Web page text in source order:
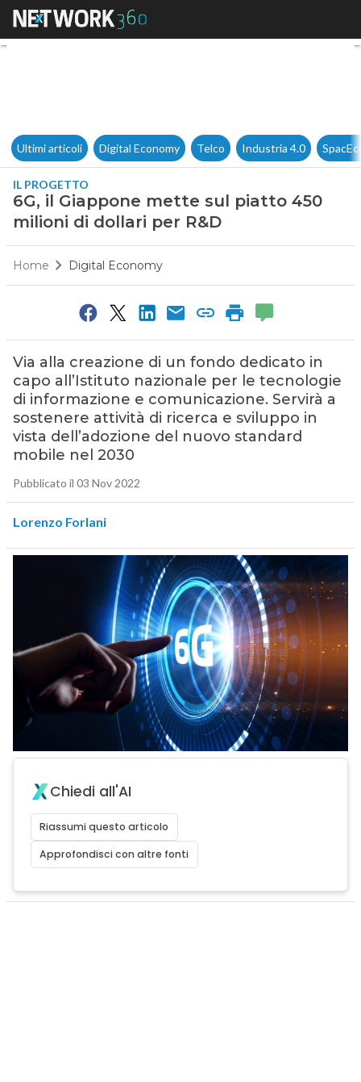
6G, il Giappone mette sul
Ultimi articoli Digital Economy Telco Industria 4.0
IL PROGETTO
6G, il Giappone mette sul piatto 450
milioni di dollari per R&D
Home Digital Economy
Via alla creazione di un fondo dedicato in
capo all’Istituto nazionale per le tecnologie
di informazione e comunicazione. Servirà a
sostenere attività di ricerca e sviluppo in
vista dell’adozione del nuovo standard
mobile nel 2030
Pubblicato il 03 Nov 2022
Lorenzo Forlani
Chiedi all'AI
Riassumi questo articolo
Approfondisci con altre fonti